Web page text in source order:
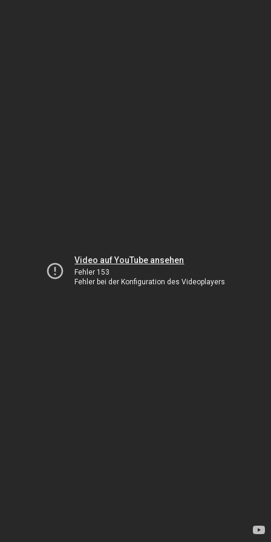
Video auf YouTube ansehen
Fehler 153
Fehler bei der Konfiguration des Videoplayers